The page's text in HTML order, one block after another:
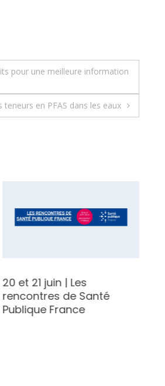
pour une meilleure information
en PFAS dans les eaux
20 et 21 juin | Les
rencontres de Santé
Publique France